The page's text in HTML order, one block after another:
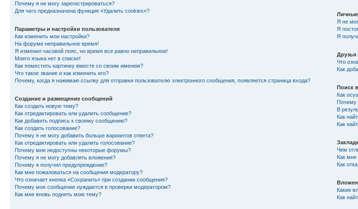
Почему я не могу зарегистрироваться?
Для чего предназначена функция «Удалить cookies»?
Параметры и настройки пользователя
Как изменить мои настройки?
На форуме неправильное время!
Я изменил часовой пояс, но время все равно неправильное!
Моего языка нет в списке!
Как поместить картинку вместе со своим именем?
Что такое звание и как изменить его?
Почему, когда я нажимаю ссылку для отправки пользователю электронного сообщения, появляется страница входа?
Создание и размещение сообщений
Как создать новую тему?
Как отредактировать или удалить сообщение?
Как добавить подпись к своему сообщению?
Как создать голосование?
Почему я не могу добавить больше вариантов ответа?
Как отредактировать или удалить голосование?
Почему мне недоступны некоторые форумы?
Почему я не могу добавлять вложения?
Почему я получил предупреждение?
Как мне пожаловаться на сообщения модератору?
Что означает кнопка «Сохранить» при создании сообщения?
Почему мое сообщение нуждается в проверки модератором?
Как мне вновь поднять мою тему?
Я не
Я
Я
Друзья
Что
Как
Поиск
Как
Почему
В
Как
Как
Чем
Как
Как
Какие
Как